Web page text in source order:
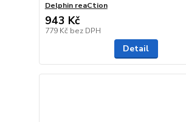
Delphin reaCtion
943 Kč
779 Kč bez DPH
Detail